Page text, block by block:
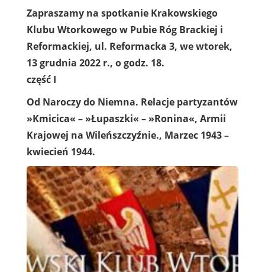
Zapraszamy na spotkanie Krakowskiego
Klubu Wtorkowego w Pubie Róg Brackiej i
Reformackiej, ul. Reformacka 3, we wtorek,
13 grudnia 2022 r., o godz. 18.
część I
Od Naroczy do Niemna. Relacje partyzantów
»Kmicica« – »Łupaszki« – »Ronina«, Armii
Krajowej na Wileńszczyźnie., Marzec 1943 –
kwiecień 1944.